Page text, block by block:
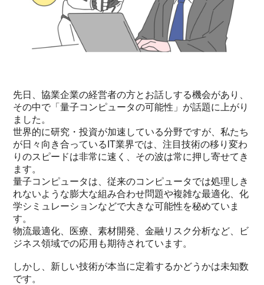
先日、協業企業の経営者の方とお話しする機会があり、
その中で「量子コンピュータの可能性」が話題に上がり
ました。
世界的に研究・投資が加速している分野ですが、私たち
が日々向き合っているIT業界では、注目技術の移り変わ
りのスピードは非常に速く、その波は常に押し寄せてき
ます。
量子コンピュータは、従来のコンピュータでは処理しき
れないような膨大な組み合わせ問題や複雑な最適化、化
学シミュレーションなどで大きな可能性を秘めていま
す。
物流最適化、医療、素材開発、金融リスク分析など、ビ
ジネス領域での応用も期待されています。
しかし、新しい技術が本当に定着するかどうかは未知数
です。